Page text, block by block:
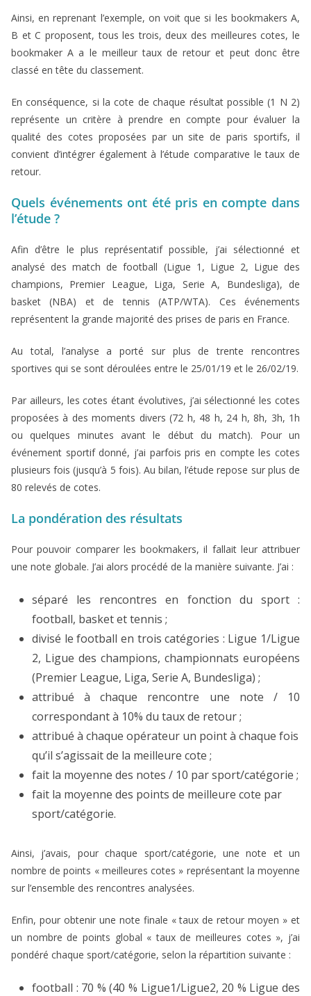
Ainsi, en reprenant l’exemple, on voit que si les bookmakers A,
B et C proposent, tous les trois, deux des meilleures cotes, le
bookmaker A a le meilleur taux de retour et peut donc être
classé en tête du classement.
En conséquence, si la cote de chaque résultat possible (1 N 2)
représente un critère à prendre en compte pour évaluer la
qualité des cotes proposées par un site de paris sportifs, il
convient d’intégrer également à l’étude comparative le taux de
retour.
Quels événements ont été pris en compte dans
l’étude ?
Afin d’être le plus représentatif possible, j’ai sélectionné et
analysé des match de football (Ligue 1, Ligue 2, Ligue des
champions, Premier League, Liga, Serie A, Bundesliga), de
basket (NBA) et de tennis (ATP/WTA). Ces événements
représentent la grande majorité des prises de paris en France.
Au total, l’analyse a porté sur plus de trente rencontres
sportives qui se sont déroulées entre le 25/01/19 et le 26/02/19.
Par ailleurs, les cotes étant évolutives, j’ai sélectionné les cotes
proposées à des moments divers (72 h, 48 h, 24 h, 8h, 3h, 1h
ou quelques minutes avant le début du match). Pour un
événement sportif donné, j’ai parfois pris en compte les cotes
plusieurs fois (jusqu’à 5 fois). Au bilan, l’étude repose sur plus de
80 relevés de cotes.
La pondération des résultats
Pour pouvoir comparer les bookmakers, il fallait leur attribuer
une note globale. J’ai alors procédé de la manière suivante. J’ai :
séparé les rencontres en fonction du sport :
football, basket et tennis ;
divisé le football en trois catégories : Ligue 1/Ligue
2, Ligue des champions, championnats européens
(Premier League, Liga, Serie A, Bundesliga) ;
attribué à chaque rencontre une note / 10
correspondant à 10% du taux de retour ;
attribué à chaque opérateur un point à chaque fois
qu’il s’agissait de la meilleure cote ;
fait la moyenne des notes / 10 par sport/catégorie ;
fait la moyenne des points de meilleure cote par
sport/catégorie.
Ainsi, j’avais, pour chaque sport/catégorie, une note et un
nombre de points « meilleures cotes » représentant la moyenne
sur l’ensemble des rencontres analysées.
Enfin, pour obtenir une note finale « taux de retour moyen » et
un nombre de points global « taux de meilleures cotes », j’ai
pondéré chaque sport/catégorie, selon la répartition suivante :
football : 70 % (40 % Ligue1/Ligue2, 20 % Ligue des